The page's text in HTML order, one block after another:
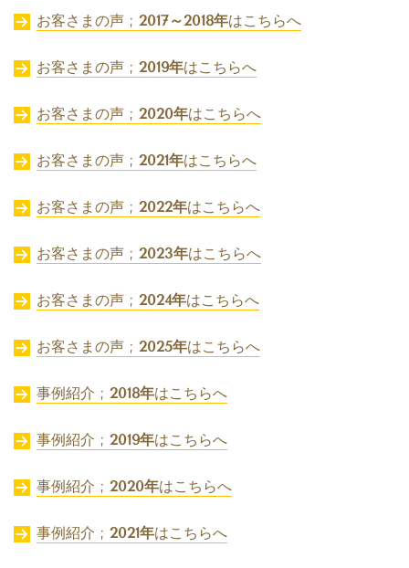
お客さまの声 ; 2017～2018年はこちらへ
お客さまの声 ; 2019年はこちらへ
お客さまの声 ; 2020年はこちらへ
お客さまの声 ; 2021年はこちらへ
お客さまの声 ; 2022年はこちらへ
お客さまの声 ; 2023年はこちらへ
お客さまの声 ; 2024年はこちらへ
お客さまの声 ; 2025年はこちらへ
事例紹介 ; 2018年はこちらへ
事例紹介 ; 2019年はこちらへ
事例紹介 ; 2020年はこちらへ
事例紹介 ; 2021年はこちらへ